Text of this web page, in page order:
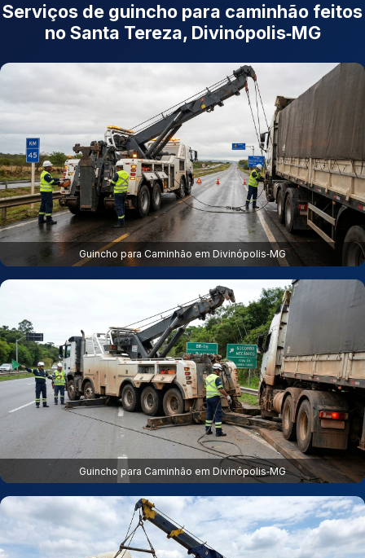
Serviços de guincho para caminhão feitos
no Santa Tereza, Divinópolis‑MG
Guincho para Caminhão em Divinópolis‑MG
Guincho para Caminhão em Divinópolis‑MG